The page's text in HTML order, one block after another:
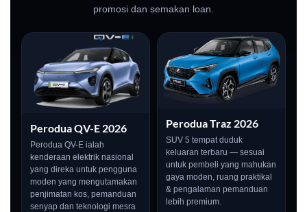
promosi dan semakan loan.
Perodua QV-E 2026
Perodua QV-E ialah
kenderaan elektrik nasional
yang direka untuk pengguna
moden yang mengutamakan
penjimatan kos, pemanduan
senyap dan teknologi mesra
Perodua Traz 2026
SUV 5 tempat duduk
keluaran terbaru — sesuai
untuk pembeli yang mahukan
gaya moden, ruang praktikal
& pengalaman pemanduan
lebih premium.